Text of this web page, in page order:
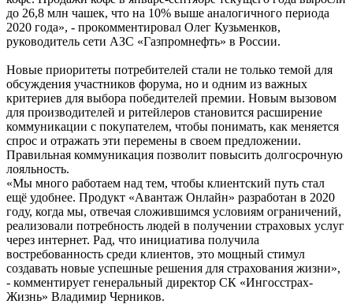
до 26,8 млн чашек, что на 10% выше аналогичного периода
2020 года», - прокомментировал Олег Кузьменков,
руководитель сети АЗС «Газпромнефть» в России.
Новые приоритеты потребителей стали не только темой для
обсуждения участников форума, но и одним из важных
критериев для выбора победителей премии. Новым вызовом
для производителей и ритейлеров становится расширение
коммуникации с покупателем, чтобы понимать, как меняется
спрос и отражать эти перемены в своем предложении.
Правильная коммуникация позволит повысить долгосрочную
лояльность.
«Мы много работаем над тем, чтобы клиентский путь стал
ещё удобнее. Продукт «Авантаж Онлайн» разработан в 2020
году, когда мы, отвечая сложившимся условиям ограничений,
реализовали потребность людей в получении страховых услуг
через интернет. Рад, что инициатива получила
востребованность среди клиентов, это мощный стимул
создавать новые успешные решения для страхования жизни»,
- комментирует генеральный директор СК «Ингосстрах-
Жизнь» Владимир Черников.